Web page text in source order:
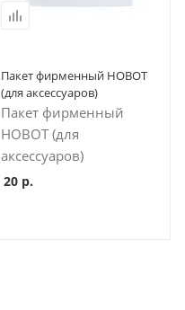
Пакет фирменный HOBOT
(для аксесcуаров)
Пакет фирменный
HOBOT (для
аксесcуаров)
20р.